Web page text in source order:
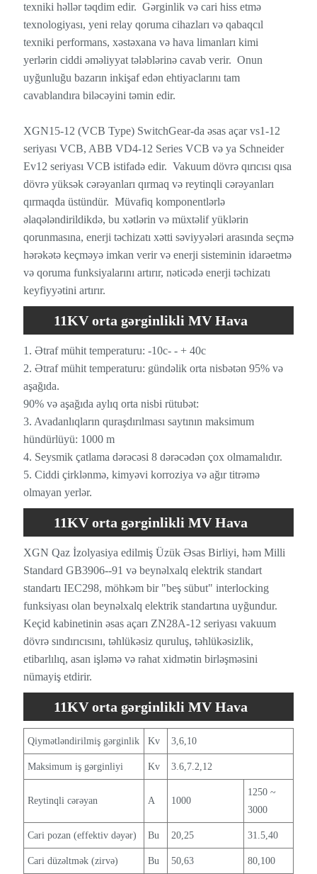
texniki həllər təqdim edir. Gərginlik və cari hiss etmə
texnologiyası, yeni relay qoruma cihazları və qabaqcıl
texniki performans, xəstəxana və hava limanları kimi
yerlərin ciddi əməliyyat tələblərinə cavab verir. Onun
uyğunluğu bazarın inkişaf edən ehtiyaclarını tam
cavablandıra biləcəyini təmin edir.
XGN15-12 (VCB Type) SwitchGear-da əsas açar vs1-12
seriyası VCB, ABB VD4-12 Series VCB və ya Schneider
Ev12 seriyası VCB istifadə edir. Vakuum dövrə qırıcısı qısa
dövrə yüksək cərəyanları qırmaq və reytinqli cərəyanları
qırmaqda üstündür. Müvafiq komponentlərlə
əlaqələndirildikdə, bu xətlərin və müxtəlif yüklərin
qorunmasına, enerji təchizatı xətti səviyyələri arasında seçmə
hərəkətə keçməyə imkan verir və enerji sisteminin idarəetmə
və qoruma funksiyalarını artırır, nəticədə enerji təchizatı
keyfiyyətini artırır.
11KV orta gərginlikli MV Hava
İzolyasiya edilmiş Sürücülük Əməliyyat
Mühiti
1. Ətraf mühit temperaturu: -10c- - + 40c
2. Ətraf mühit temperaturu: gündəlik orta nisbətən 95% və
aşağıda.
90% və aşağıda aylıq orta nisbi rütubət:
3. Avadanlıqların quraşdırılması saytının maksimum
hündürlüyü: 1000 m
4. Seysmik çatlama dərəcəsi 8 dərəcədən çox olmamalıdır.
5. Ciddi çirklənmə, kimyəvi korroziya və ağır titrəmə
olmayan yerlər.
11KV orta gərginlikli MV Hava
İzolyasiya Sürücülük Xüsusiyyətləri
XGN Qaz İzolyasiya edilmiş Üzük Əsas Birliyi, həm Milli
Standard GB3906--91 və beynəlxalq elektrik standart
standartı IEC298, möhkəm bir "beş sübut" interlocking
funksiyası olan beynəlxalq elektrik standartına uyğundur.
Keçid kabinetinin əsas açarı ZN28A-12 seriyası vakuum
dövrə sındırıcısını, təhlükəsiz quruluş, təhlükəsizlik,
etibarlılıq, asan işləmə və rahat xidmətin birləşməsini
nümayiş etdirir.
11KV orta gərginlikli MV Hava
İzolyasiya Şirkəti Spesifikasiyası
Qiymətləndirilmiş gərginlik Kv 3,6,10
Maksimum iş gərginliyi Kv 3.6,7.2,12
Reytinqli cərəyan A 1000
1250 ~
3000
Cari pozan (effektiv dəyər) Bu 20,25 31.5,40
Cari düzəltmək (zirvə) Bu 50,63 80,100